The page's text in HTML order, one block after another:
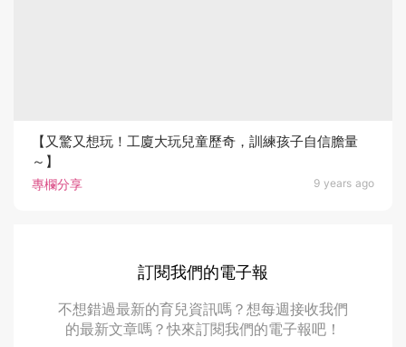
專欄分享 9 years ago
【又驚又想玩！工廈大玩兒童歷奇，訓練孩子自信膽量
～】
訂閱我們的電子報
不想錯過最新的育兒資訊嗎？想每週接收我們
的最新文章嗎？快來訂閱我們的電子報吧！